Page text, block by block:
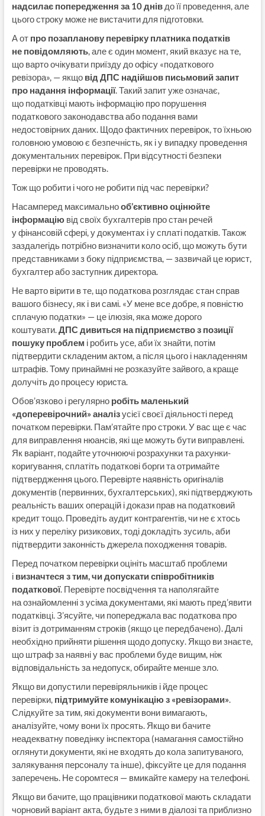
надсилає попередження за 10 днівдо її проведення, але
цього строку може не вистачити для підготовки.
А от про позапланову перевірку платника податків
не повідомляють, але є один момент, який вказує на те,
що варто очікувати приїзду до офісу «податкового
ревізора», — якщо від ДПС надійшов письмовий запит
про надання інформації. Такий запит уже означає,
що податківці мають інформацію про порушення
податкового законодавства або подання вами
недостовірних даних. Щодо фактичних перевірок, то їхньою
головною умовою є безпечність, як і у випадку проведення
документальних перевірок. При відсутності безпеки
перевірки не проводять.
Тож що робити і чого не робити під час перевірки?
Насамперед максимальнооб’єктивно оцінюйте
інформаціювід своїх бухгалтерів про стан речей
у фінансовій сфері, у документах і у сплаті податків. Також
заздалегідь потрібно визначити коло осіб, що можуть бути
представниками з боку підприємства, — зазвичай це юрист,
бухгалтер або заступник директора.
Не варто вірити в те, що податкова розглядає стан справ
вашого бізнесу, як і ви самі. «У мене все добре, я повністю
сплачую податки» — це ілюзія, яка може дорого
коштувати.ДПС дивиться на підприємство з позиції
пошуку проблем і робить усе, аби їх знайти, потім
підтвердити складеним актом, а після цього і накладенням
штрафів. Тому принаймні не розказуйте зайвого, а краще
долучіть до процесу юриста.
Обов’язково і регулярно робіть маленький
«доперевірочний» аналізусієї своєї діяльності перед
початком перевірки. Пам’ятайте про строки. У вас ще є час
для виправлення нюансів, які ще можуть бути виправлені.
Як варіант, подайте уточнюючі розрахунки та рахунки-
коригування, сплатіть податкові борги та отримайте
підтвердження цього. Перевірте наявність оригіналів
документів (первинних, бухгалтерських), які підтверджують
реальність ваших операцій і докази прав на податковий
кредит тощо. Проведіть аудит контрагентів, чи не є хтось
із них у переліку ризикових, тоді докладіть зусиль, аби
підтвердити законність джерела походження товарів.
Перед початком перевірки оцініть масштаб проблеми
і визначтеся з тим, чи допускати співробітників
податкової. Перевірте посвідчення та наполягайте
на ознайомленні з усіма документами, які мають пред’явити
податківці. З’ясуйте, чи попереджала вас податкова про
візит із дотриманням строків (якщо це передбачено). Далі
необхідно прийняти рішення щодо допуску. Якщо ви знаєте,
що штраф за наявні у вас проблеми буде вищим, ніж
відповідальність за недопуск, обирайте менше зло.
Якщо ви допустили перевіряльників і йде процес
перевірки, підтримуйте комунікацію з «ревізорами».
Слідкуйте за тим, які документи вони вимагають,
аналізуйте, чому вони їх просять. Якщо ви бачите
неадекватну поведінку інспектора (намагання самостійно
оглянути документи, які не входять до кола запитуваного,
залякування персоналу та інше), фіксуйте це для подання
заперечень. Не соромтеся — вмикайте камеру на телефоні.
Якщо ви бачите, що працівники податкової мають складати
чорновий варіант акта, будьте з ними в діалозі та приблизно